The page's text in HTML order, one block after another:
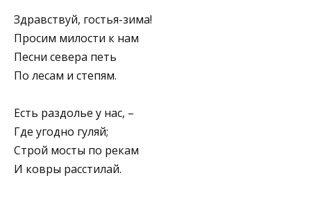
Здравствуй, гостья-зима!
Просим милости к нам
Песни севера петь
По лесам и степям.
Есть раздолье у нас, –
Где угодно гуляй;
Строй мосты по рекам
И ковры расстилай.